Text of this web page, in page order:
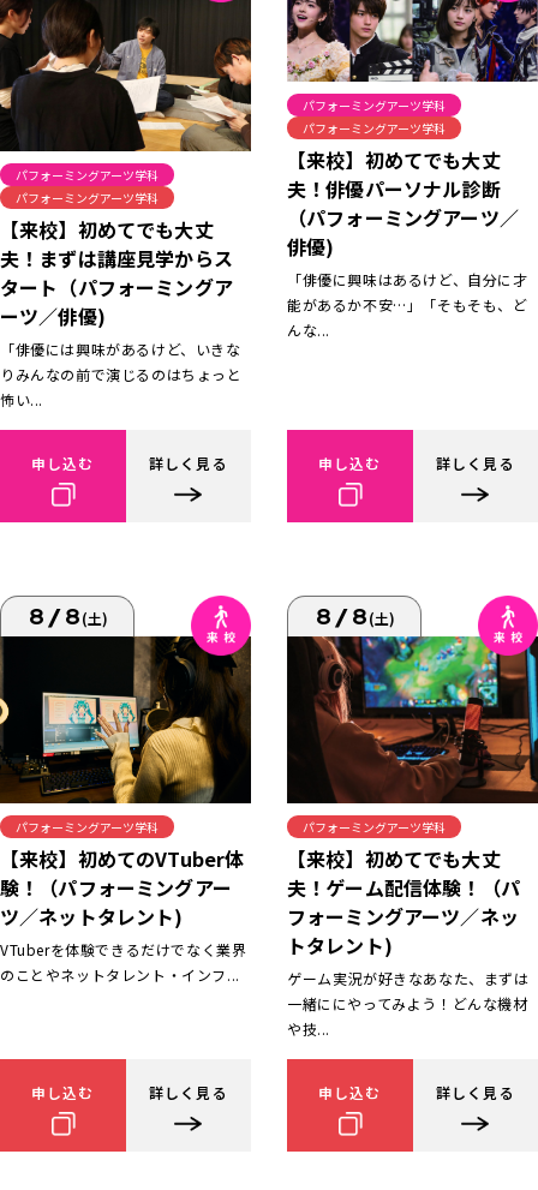
パフォーミングアーツ学科
パフォーミングアーツ学科
【来校】初めてでも大丈
夫！まずは講座見学からス
タート（パフォーミングア
ーツ／俳優)
「俳優には興味があるけど、いきな
りみんなの前で演じるのはちょっと
怖い...
申し込む 詳しく見る
パフォーミングアーツ学科
パフォーミングアーツ学科
【来校】初めてでも大丈
夫！俳優パーソナル診断
（パフォーミングアーツ／
俳優)
「俳優に興味はあるけど、自分に才
能があるか不安…」「そもそも、ど
んな...
申し込む 詳しく見る
8/8(土)
パフォーミングアーツ学科
【来校】初めてのVTuber体
験！（パフォーミングアー
ツ／ネットタレント)
VTuberを体験できるだけでなく業界
のことやネットタレント・インフ...
申し込む 詳しく見る
8/8(土)
パフォーミングアーツ学科
【来校】初めてでも大丈
夫！ゲーム配信体験！（パ
フォーミングアーツ／ネッ
トタレント)
ゲーム実況が好きなあなた、まずは
一緒ににやってみよう！どんな機材
や技...
申し込む 詳しく見る